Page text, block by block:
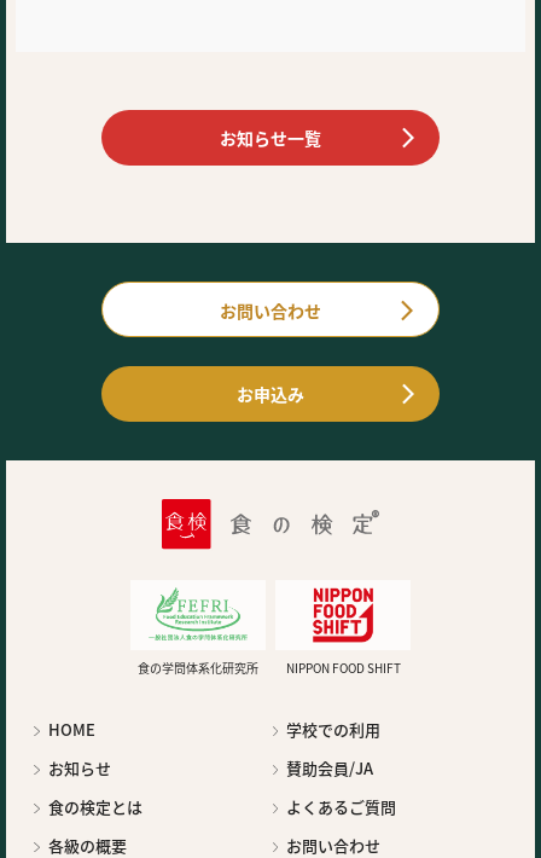
お知らせ一覧
お問い合わせ
お申込み
食の学問体系化研究所 NIPPON FOOD SHIFT
HOME
お知らせ
食の検定とは
各級の概要
学校での利用
賛助会員/JA
よくあるご質問
お問い合わせ